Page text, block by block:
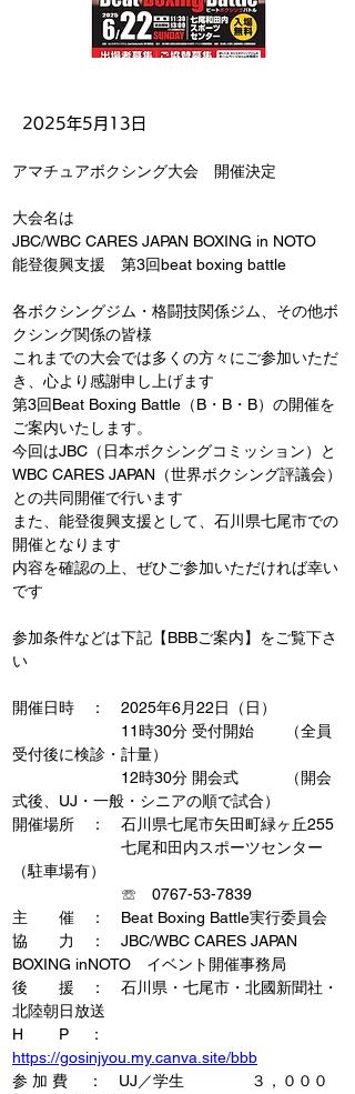
2025年5月13日
アマチュアボクシング大会　開催決定
大会名は
JBC/WBC CARES JAPAN BOXING in NOTO
能登復興支援　第3回beat boxing battle
各ボクシングジム・格闘技関係ジム、その他ボ
クシング関係の皆様
これまでの大会では多くの方々にご参加いただ
き、心より感謝申し上げます
第3回Beat Boxing Battle（B・B・B）の開催を
ご案内いたします。
今回はJBC（日本ボクシングコミッション）と
WBC CARES JAPAN（世界ボクシング評議会）
との共同開催で行います
また、能登復興支援として、石川県七尾市での
開催となります
内容を確認の上、ぜひご参加いただければ幸い
です
参加条件などは下記【BBBご案内】をご覧下さ
い
開催日時　：　2025年6月22日（日）
11時30分 受付開始　　（全員
受付後に検診・計量）
12時30分 開会式　　　（開会
式後、UJ・一般・シニアの順で試合）
開催場所　：　石川県七尾市矢田町緑ヶ丘255
七尾和田内スポーツセンター
（駐車場有）
☏　0767-53-7839
主　　催　：　Beat Boxing Battle実行委員会
協　　力　： JBC/WBC CARES JAPAN
BOXING inNOTO　イベント開催事務局
後　　援　：　石川県・七尾市・北國新聞社・
北陸朝日放送
H　　 P 　：
https://gosinjyou.my.canva.site/bbb
参 加 費 　：　UJ／学生　　　 　３，０００